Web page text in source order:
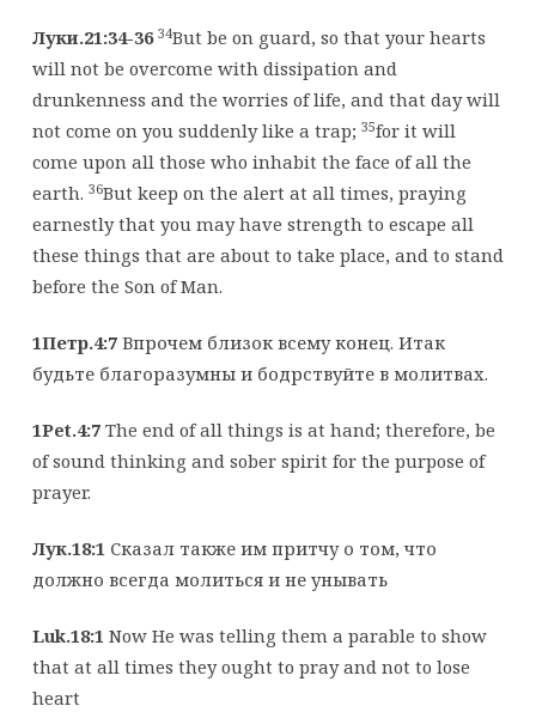
Луки.21:34-36 34But be on guard, so that your hearts
will not be overcome with dissipation and
drunkenness and the worries of life, and that day will
not come on you suddenly like a trap; 35for it will
come upon all those who inhabit the face of all the
earth. 36But keep on the alert at all times, praying
earnestly that you may have strength to escape all
these things that are about to take place, and to stand
before the Son of Man.
1Петр.4:7Впрочем близок всему конец. Итак
будьте благоразумны и бодрствуйте в молитвах.
1Pet.4:7The end of all things is at hand; therefore, be
of sound thinking and sober spirit for the purpose of
prayer.
Лук.18:1 Сказал также им притчу о том, что
должно всегда молиться и не унывать
Luk.18:1Now He was telling them a parable to show
that at all times they ought to pray and not to lose
heart